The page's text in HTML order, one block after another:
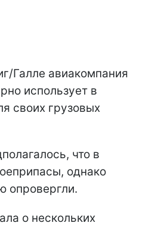
Галле авиакомпания
использует в
своих грузовых
что в
однако
опровергли.
о нескольких